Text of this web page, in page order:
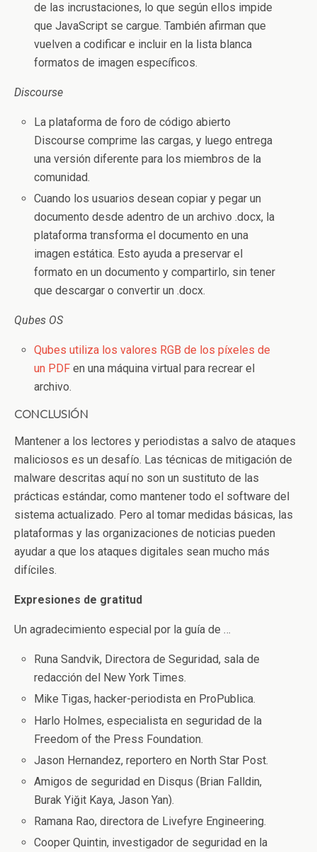
de las incrustaciones, lo que según ellos impide
que JavaScript se cargue. También afirman que
vuelven a codificar e incluir en la lista blanca
formatos de imagen específicos.
Discourse
La plataforma de foro de código abierto
Discourse comprime las cargas, y luego entrega
una versión diferente para los miembros de la
comunidad.
Cuando los usuarios desean copiar y pegar un
documento desde adentro de un archivo .docx, la
plataforma transforma el documento en una
imagen estática. Esto ayuda a preservar el
formato en un documento y compartirlo, sin tener
que descargar o convertir un .docx.
Qubes OS
Qubes utiliza los valores RGB de los píxeles de
un PDF en una máquina virtual para recrear el
archivo.
CONCLUSIÓN
Mantener a los lectores y periodistas a salvo de ataques
maliciosos es un desafío. Las técnicas de mitigación de
malware descritas aquí no son un sustituto de las
prácticas estándar, como mantener todo el software del
sistema actualizado. Pero al tomar medidas básicas, las
plataformas y las organizaciones de noticias pueden
ayudar a que los ataques digitales sean mucho más
difíciles.
Expresiones de gratitud
Un agradecimiento especial por la guía de …
Runa Sandvik, Directora de Seguridad, sala de
redacción del New York Times.
Mike Tigas, hacker-periodista en ProPublica.
Harlo Holmes, especialista en seguridad de la
Freedom of the Press Foundation.
Jason Hernandez, reportero en North Star Post.
Amigos de seguridad en Disqus (Brian Falldin,
Burak Yiğit Kaya, Jason Yan).
Ramana Rao, directora de Livefyre Engineering.
Cooper Quintin, investigador de seguridad en la